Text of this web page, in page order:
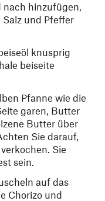
nach hinzufügen,
und Pfeffer
knusprig
beiseite
Pfanne wie die
garen, Butter
Butter über
Sie darauf,
Sie
sein.
auf das
Chorizo und